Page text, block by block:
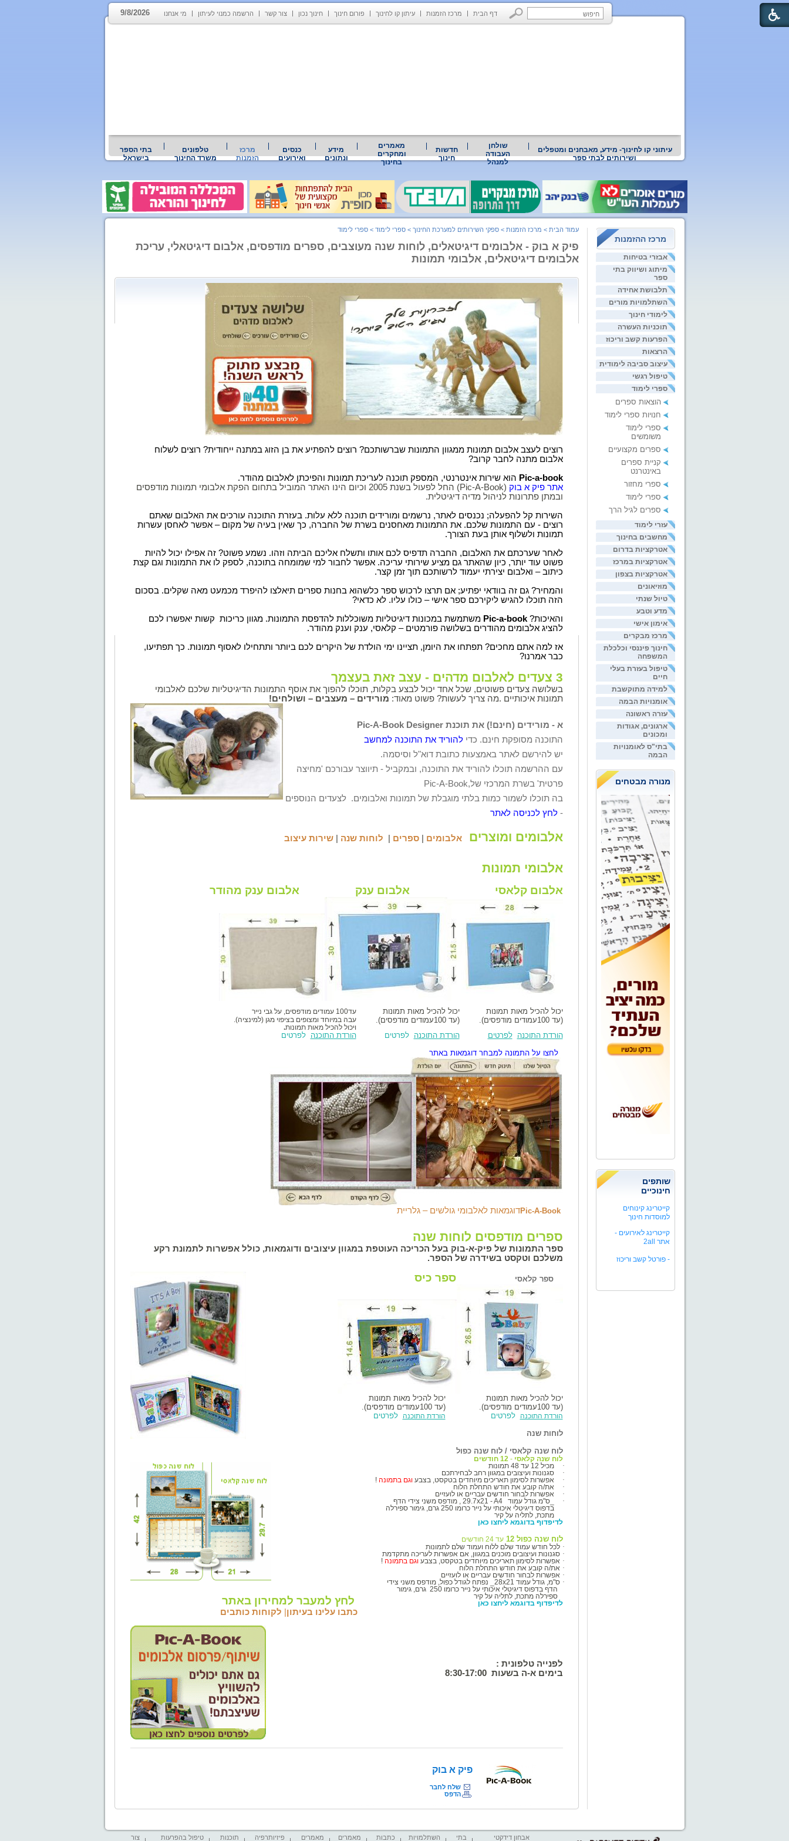
דף הבית מרכז הזמנות עיתון קו לחינוך פורום חינוך חינוך נכון צור קשר הרשמה כמנוי לעיתון מי אנחנו 9/8/2026
עיתוני קו לחינוך- מידע, מאבחנים ומטפלים
ושירותים לבתי ספר
שולחן
העבודה
למנהל
חדשות
חינוך
מאמרים
ומחקרים
בחינוך
מידע
ונתונים
כנסים
ואירועים
מרכז
הזמנות
טלפונים
משרד החינוך
בתי הספר
בישראל
מרכז ההזמנות
אבזרי בטיחות
מיתוג ושיווק בתי
ספר
תלבושת אחידה
השתלמויות מורים
לימודי חינוך
תוכניות העשרה
הפרעות קשב וריכוז
הרצאות
עיצוב סביבה לימודית
טיפול רגשי
ספרי לימוד
הוצאות ספרים
חנויות ספרי לימוד
ספרי לימוד
משומשים
ספרים מקצועיים
קניית ספרים
באינטרנט
ספרי מחזור
ספרי לימוד
ספרים לגיל הרך
עזרי לימוד
מחשבים בחינוך
אטרקציות בדרום
אטרקציות במרכז
אטרקציות בצפון
מוזיאונים
טיול שנתי
מדע וטבע
אימון אישי
מרכז מבקרים
חינוך פיננסי וכלכלת
המשפחה
טיפול בעזרת בעלי
חיים
למידה מתוקשבת
אומנויות הבמה
עזרה ראשונה
ארגונים, אגודות
ומכונים
בתי"ס לאומנויות
הבמה
מנורה מבטחים
שותפים
חינוכיים
קייטרינג קינוחים
למוסדות חינוך
קייטרינג לאירועים -
אתר 2all
-פורטל קשב וריכוז
עמוד הבית > מרכז הזמנות > ספקי השירותים למערכת החינוך > ספרי לימוד > ספרי לימוד
פיק א בוק - אלבומים דיגיטאלים, לוחות שנה מעוצבים, ספרים מודפסים, אלבום דיגיטאלי, עריכת
אלבומים דיגיטאלים, אלבומי תמונות
רוצים לעצב אלבום תמונות ממגוון התמונות שברשותכם? רוצים להפתיע את בן הזוג במתנה ייחודית? רוצים לשלוח
אלבום מתנה לחבר קרוב?
Pic-a-book הוא שירות אינטרנטי, המספק תוכנה לעריכת תמונות והפיכתן לאלבום מהודר.
אתר פיק א בוק (Pic-A-Book) החל לפעול בשנת 2005 וכיום הינו האתר המוביל בתחום
הפקת אלבומי תמונות מודפסים
ובמתן פתרונות לניהול מדיה דיגיטלית.
השירות קל להפעלה; נכנסים לאתר, נרשמים ומורידים תוכנה ללא עלות. בעזרת התוכנה עורכים את האלבום שאתם
רוצים - עם התמונות שלכם. את התמונות מאחסנים בשרת של החברה, כך שאין בעיה של מקום – אפשר לאחסן עשרות
תמונות ולשלוף אותן בעת הצורך.
לאחר שערכתם את האלבום, החברה תדפיס לכם אותו ותשלח אליכם הביתה וזהו. נשמע פשוט? זה אפילו יכול להיות
פשוט עוד יותר, כיון שהאתר גם מציע שירותי עריכה. אפשר לחבור למי שמומחה בתוכנה, לספק לו את התמונות וגם קצת
כיתוב – ואלבום יצירתי יעמוד לרשותכם תוך זמן קצר.
והמחיר? גם זה בוודאי יפתיע; אם תרצו לרכוש ספר כלשהוא בחנות ספרים תיאלצו להיפרד מכמעט מאה שקלים. בסכום
הזה תוכלו להגיש ליקירכם ספר אישי – כולו עליו. לא כדאי?
והאיכות?Pic-a-book משתמשת במכונות דיגיטליות משוכללות להדפסת התמונות. מגוון כריכות קשות יאפשרו לכם
להציג אלבומים מהודרים בשלושה פורמטים – קלאסי, ענק וענק מהודר.
אז למה אתם מחכים? תפתחו את היומן, תציינו ימי הולדת של היקרים לכם ביותר ותתחילו לאסוף תמונות. כך תפתיעו,
כבר אמרנו?
3 צעדים לאלבום מדהים - עצב זאת בעצמך
בשלושה צעדים פשוטים, שכל אחד יכול לבצע בקלות, תוכלו להפוך את אוסף התמונות הדיגיטליות שלכם לאלבומי
תמונות איכותיים .מה צריך לעשות? פשוט מאוד: מורידים – מעצבים – ושולחים!
א - מורידים (חינם!) את תוכנתPic-A-Book Designer
התוכנה מסופקת חינם. כדילהוריד את התוכנה למחשב
יש להירשם לאתר באמצעות כתובת דוא"ל וסיסמה.
עם ההרשמה תוכלו להוריד את התוכנה, ובמקביל - תיווצר עבורכם 'מחיצה
פרטית' בשרת המרכזישלPic-A-Book,
בה תוכלו לשמור כמות בלתי מוגבלת של תמונות ואלבומים.לצעדים הנוספים
-לחץ לכניסה לאתר
אלבומים ומוצריםאלבומים |ספרים לוחות שנה |שירות עיצוב
אלבומי תמונות
אלבום קלאסי אלבום ענק אלבום ענק מהודר
יכול להכיל מאות תמונות
(עד 100
עמודים מודפסים).
יכול להכיל מאות תמונות
(עד 100
עמודים מודפסים).
עד100
עמודים מודפסים, על גבי נייר
עבה במיוחד ומצופים בציפוי מגן (למינציה).
ויכול להכיל מאות תמונות.
הורדת התוכנה לפרטים הורדת התוכנה לפרטים הורדת התוכנה
לפרטים
לחצו על התמונה למבחר דוגמאות באתר
Pic-A-Bookדוגמאות לאלבומי גולשים – גלריית
ספרים מודפסים לוחות שנה
ספר התמונות של פיק-א-בוק בעל הכריכה העוטפת במגוון עיצובים ודוגמאות, כולל אפשרות לתמונת רקע
משלכם וטקסט בשידרה של הספר.
ספר קלאסיספר כיס
יכול להכיל מאות תמונות
(עד 100
עמודים מודפסים).
יכול להכיל מאות תמונות
(עד 100
עמודים מודפסים).
הורדת התוכנה לפרטים הורדת התוכנה
לפרטים
לוחות שנה
לוח שנה קלאסי / לוח שנה כפול
לוח שנה קלאסי -
12 חודשים
·
מכיל 12 עד 48 תמונות
·
סגנונות ועיצובים במגוון רחב לבחירתכם
·
אפשרות לסימון תאריכים מיוחדים בטקסט, בצבע וגם בתמונה!
·
את/ה קובע את חודש התחלת הלוח
·
אפשרות לבחור חודשים עבריים או לועזיים
·
_ס"מ גודל עמוד 29.7x21 - A4
, מודפס משני צידי הדף
בדפוס דיגיטלי איכותי על נייר כרומו 250 גרם
גימור ספירלה
מתכת, לתליה על קיר
לדיפדוף בדוגמא ליחצו כאן
לוח שנה כפול 12
עד 24 חודשים
· לכל חודש עמוד שלם ללוח ועמוד שלם לתמונות
· סגנונות ועיצובים מוכנים במגוון, אם אפשרות לעריכה מתקדמת
· אפשרות לסימון תאריכים מיוחדים בטקסט, בצבע וגם בתמונה!
· את/ה קובע את חודש התחלת הלוח
· אפשרות לבחור חודשים עבריים או לועזיים
· ס"מ, גודל עמוד_28x21
נפתח לגודל כפול, מודפס משני צידי
הדף בדפוס דיגיטלי איכותי על נייר כרומו 250
גרם, גימור
ספירלה מתכת, לתליה על קיר
לדיפדוף בדוגמא ליחצו כאן לחץ למעבר למחירון באתר
כתבו עלינו בעיתון לקוחות כותבים
לפנייה טלפונית :
בימים א-ה בשעות 8:30-17:00
פיק א בוק
שלח לחבר
הדפס
אבחון דידקטי בתי השתלמויות כתבות מאמרים מאמרים פיזיותרפיה תוכנות טיפול בהפרעות צור